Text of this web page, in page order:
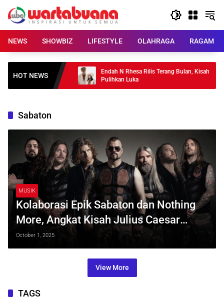
content
NEWS
SHOWBIZ LIFESTYLE OLAHRAGA RAGAM
HOT NEWS
Pohon Kopi
Endah N Rhesa Rilis Terang Bulan, Kisah
Pulihkan Luka
Sabaton
MUSIK
Kolaborasi Epik Sabaton dan Nothing
More, Angkat Kisah Julius Caesar
lewat ‘Crossing The Rubicon’
October 1, 2025
View More
TAGS